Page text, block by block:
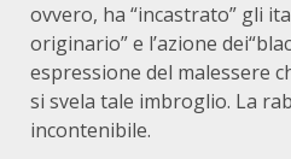
ovvero, ha “incastrato” gli
originario” e l’azione
espressione del malessere
si svela tale imbroglio. La
incontenibile.